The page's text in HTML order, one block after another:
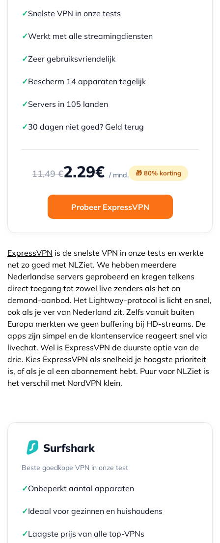
✓Snelste VPN in onze tests
✓Werkt met alle streamingdiensten
✓Zeer gebruiksvriendelijk
✓Bescherm 14 apparaten tegelijk
✓Servers in 105 landen
✓30 dagen niet goed? Geld terug
11,49 €2.29€ / mnd. 🎁 80% korting
Probeer ExpressVPN
ExpressVPN is de snelste VPN in onze tests en werkte
net zo goed met NLZiet. We hebben meerdere
Nederlandse servers geprobeerd en kregen telkens
direct toegang tot zowel live zenders als het on
demand-aanbod. Het Lightway-protocol is licht en snel,
ook als je ver van Nederland zit. Zelfs vanuit buiten
Europa merkten we geen buffering bij HD-streams. De
apps zijn simpel en de klantenservice reageert snel via
livechat. Wel is ExpressVPN de duurste optie van de
drie. Kies ExpressVPN als snelheid je hoogste prioriteit
is, of als je al een abonnement hebt. Puur voor NLZiet is
het verschil met NordVPN klein.
Surfshark
Beste goedkope VPN in onze test
✓Onbeperkt aantal apparaten
✓Ideaal voor gezinnen en huishoudens
✓Laagste prijs van alle top-VPNs